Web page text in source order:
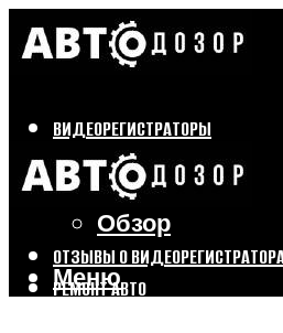
ВИДЕОРЕГИСТРАТОРЫ
Бренды
Выбор
Обзор
ОТЗЫВЫ О
РЕМОНТ АВТО
Меню